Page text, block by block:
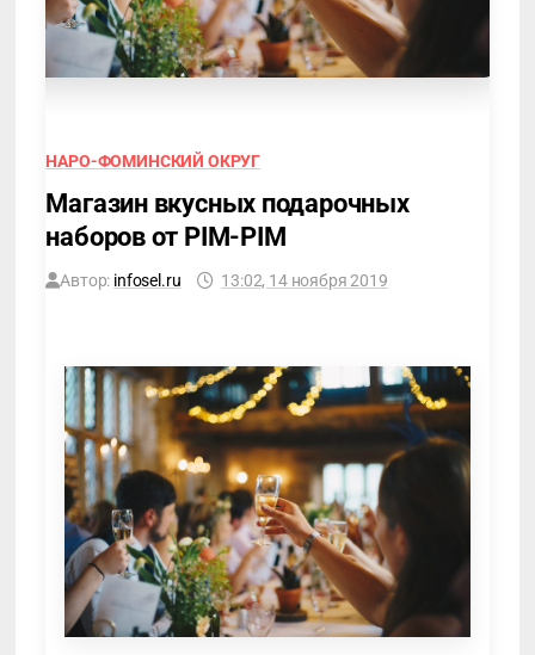
НАРО-ФОМИНСКИЙ ОКРУГ
Магазин вкусных подарочных
наборов от PIM-PIM
Автор: infosel.ru 13:02, 14 ноября 2019